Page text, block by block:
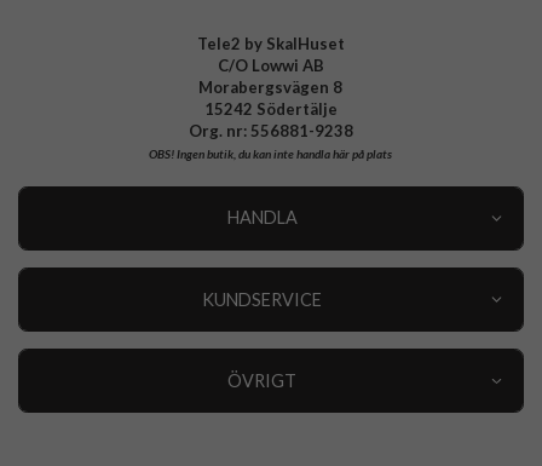
Tele2 by SkalHuset
C/O Lowwi AB
Morabergsvägen 8
15242 Södertälje
Org. nr: 556881-9238
OBS!Ingen butik, du kan inte handla här på plats
HANDLA
KUNDSERVICE
ÖVRIGT